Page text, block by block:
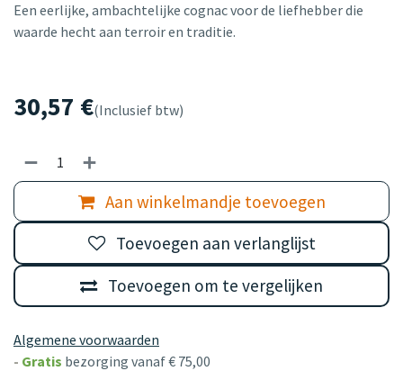
Een eerlijke, ambachtelijke cognac voor de liefhebber die
waarde hecht aan terroir en traditie.
30,57 €(Inclusief btw)
Aan winkelmandje toevoegen
Toevoegen om te vergelijken
Toevoegen aan verlanglijst
Algemene voorwaarden
- Gratis bezorging vanaf € 75,00